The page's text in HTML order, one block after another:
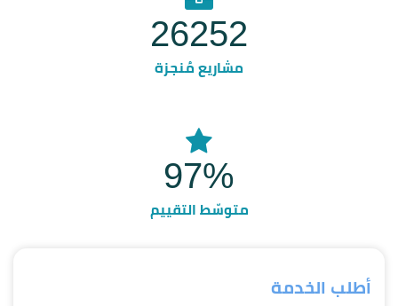
26252
مشاريع مُنجزة
97%
متوسّط التقييم
أطلب الخدمة